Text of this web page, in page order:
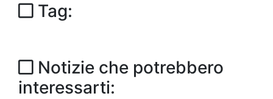
Tag:
Notizie che potrebbero
interessarti: